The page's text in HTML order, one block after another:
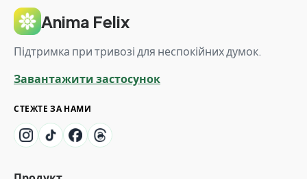
Anima Felix
Підтримка при тривозі для неспокійних думок.
Завантажити застосунок
СТЕЖТЕ ЗА НАМИ